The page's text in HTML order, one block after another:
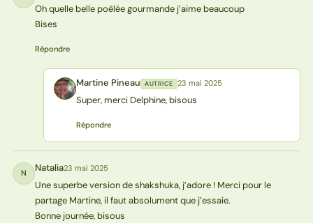
Oh quelle belle poêlée gourmande j’aime beaucoup
Bises
Répondre
MP Martine Pineau AUTRICE 23 mai 2025
Super, merci Delphine, bisous
Répondre
N Natalia23 mai 2025
Une superbe version de shakshuka, j’adore ! Merci pour le
partage Martine, il faut absolument que j’essaie.
Bonne journée, bisous